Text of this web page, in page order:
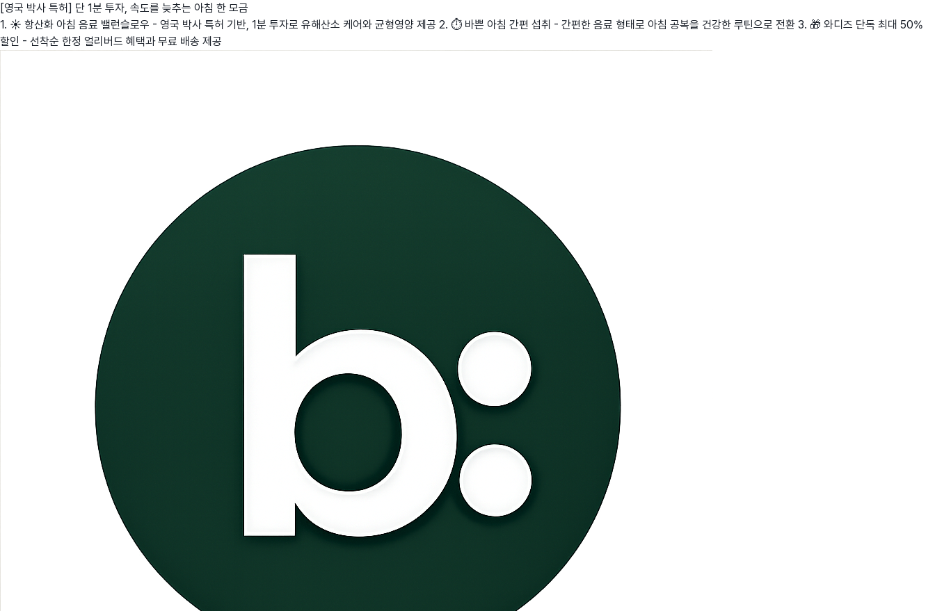
[영국 박사 특허] 단 1분 투자, 속도를 늦추는 아침 한 모금
1. ☀️ 항산화 아침 음료 밸런슬로우 - 영국 박사 특허 기반, 1분 투자로 유해산소 케어와 균형영양 제공 2. ⏱️ 바쁜 아침 간편 섭취 - 간편한 음료 형태로 아침 공복을 건강한 루틴으로 전환 3. 🎁 와디즈 단독 최대 50%
할인 - 선착순 한정 얼리버드 혜택과 무료 배송 제공